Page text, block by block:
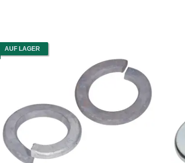
AUF LAGER